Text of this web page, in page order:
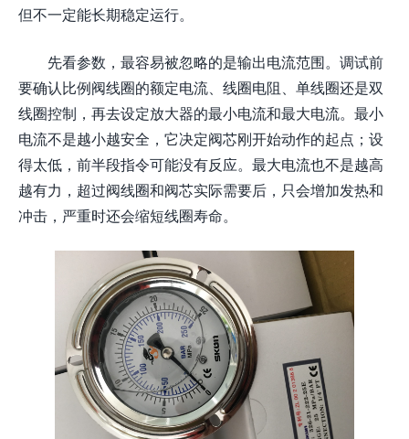
但不一定能长期稳定运行。
先看参数，最容易被忽略的是输出电流范围。调试前
要确认比例阀线圈的额定电流、线圈电阻、单线圈还是双
线圈控制，再去设定放大器的最小电流和最大电流。最小
电流不是越小越安全，它决定阀芯刚开始动作的起点；设
得太低，前半段指令可能没有反应。最大电流也不是越高
越有力，超过阀线圈和阀芯实际需要后，只会增加发热和
冲击，严重时还会缩短线圈寿命。